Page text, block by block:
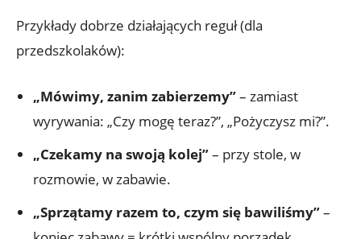
Przykłady dobrze działających reguł (dla
przedszkolaków):
„Mówimy, zanim zabierzemy”– zamiast
wyrywania: „Czy mogę teraz?”, „Pożyczysz mi?”.
„Czekamy na swoją kolej”– przy stole, w
rozmowie, w zabawie.
„Sprzątamy razem to, czym się bawiliśmy”–